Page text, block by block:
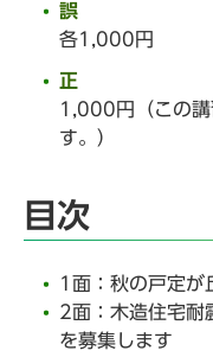
誤
各1,000円
正
1,000円（この講
す。）
目次
1面：秋の戸定が
2面：木造住宅耐
を募集します